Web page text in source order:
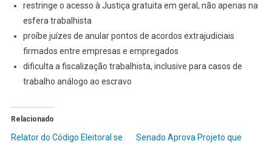
restringe o acesso à Justiça gratuita em geral, não apenas na
esfera trabalhista
proíbe juízes de anular pontos de acordos extrajudiciais
firmados entre empresas e empregados
dificulta a fiscalização trabalhista, inclusive para casos de
trabalho análogo ao escravo
Relacionado
Relator do Código Eleitoral se
Senado Aprova Projeto que